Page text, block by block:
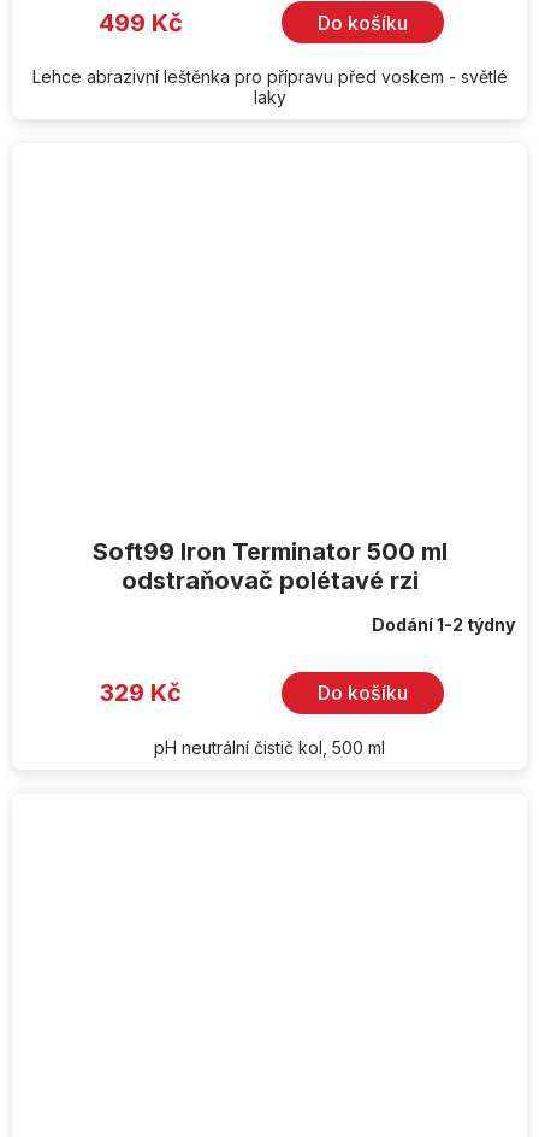
499 Kč Do košíku
Lehce abrazivní leštěnka pro přípravu před voskem - světlé
laky
Soft99 Iron Terminator 500 ml
odstraňovač polétavé rzi
Dodání 1-2 týdny
329 Kč Do košíku
pH neutrální čistič kol, 500 ml